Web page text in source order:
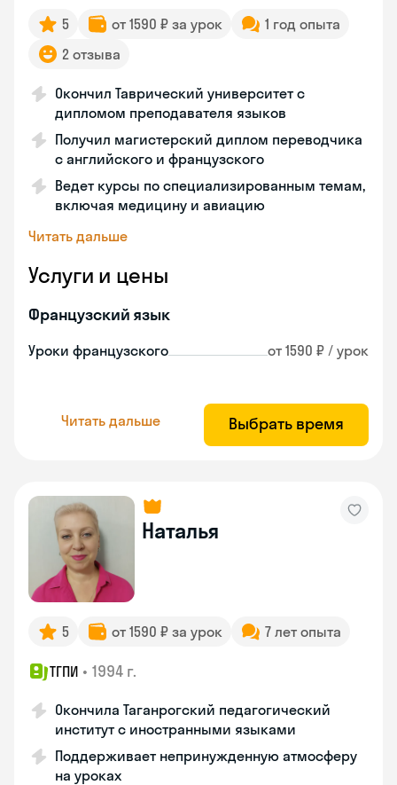
5 от 1590 ₽ за урок
1 год опыта
2 отзыва
Окончил Таврический университет с
дипломом преподавателя языков
Получил магистерский диплом переводчика
с английского и французского
Ведет курсы по специализированным темам,
включая медицину и авиацию
Читать дальше
Услуги и цены
Французский язык
Уроки французского от 1590 ₽ / урок
Читать дальше Выбрать время
Наталья
5 от 1590 ₽ за урок 7 лет опыта
ТГПИ • 1994 г.
Окончила Таганрогский педагогический
институт с иностранными языками
Поддерживает непринужденную атмосферу
на уроках